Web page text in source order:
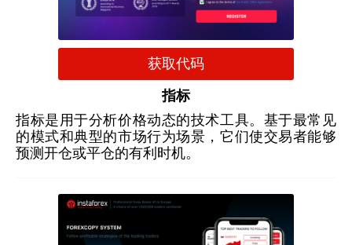
获取代码
指标
指标是用于分析价格动态的技术工具。基于最常见
的模式和典型的市场行为场景，它们使交易者能够
预测开仓或平仓的有利时机。